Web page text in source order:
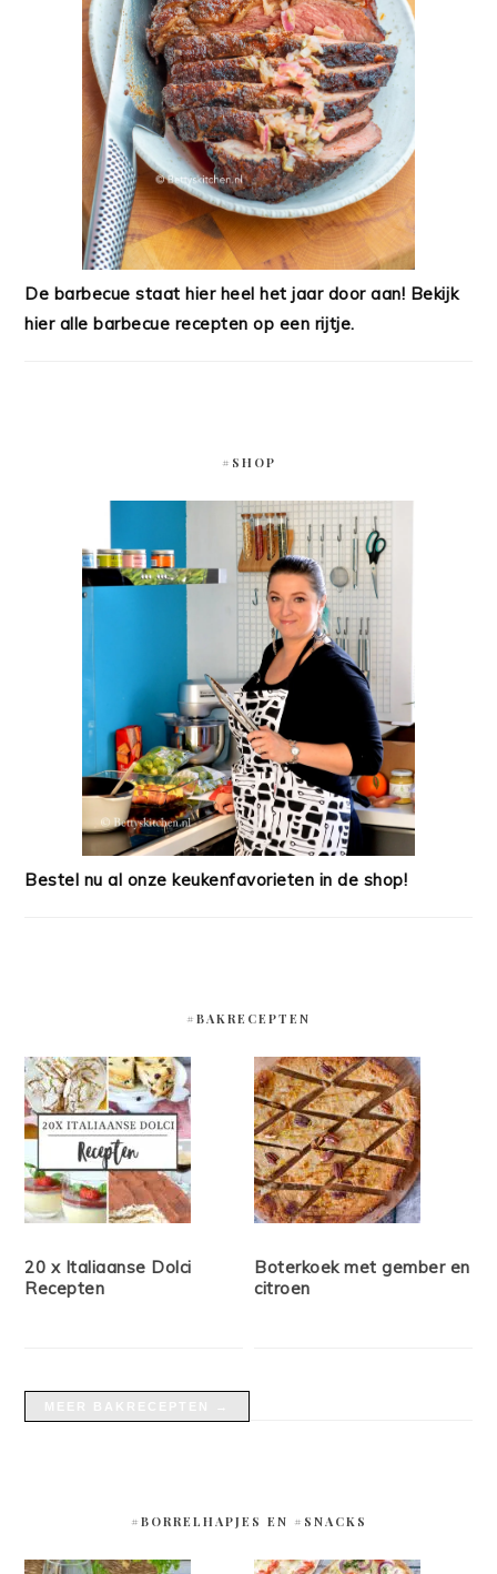
De barbecue staat hier heel het jaar door aan! Bekijk
hier alle barbecue recepten op een rijtje.
#SHOP
Bestel nu al onze keukenfavorieten in de shop!
#BAKRECEPTEN
20 x Italiaanse Dolci
Recepten
Boterkoek met gember en
citroen
#BORRELHAPJES EN #SNACKS